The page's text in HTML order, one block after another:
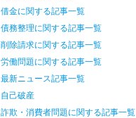
借金に関する記事一覧
債務整理に関する記事一覧
削除請求に関する記事一覧
労働問題に関する記事一覧
最新ニュース記事一覧
自己破産
詐欺・消費者問題に関する記事一覧